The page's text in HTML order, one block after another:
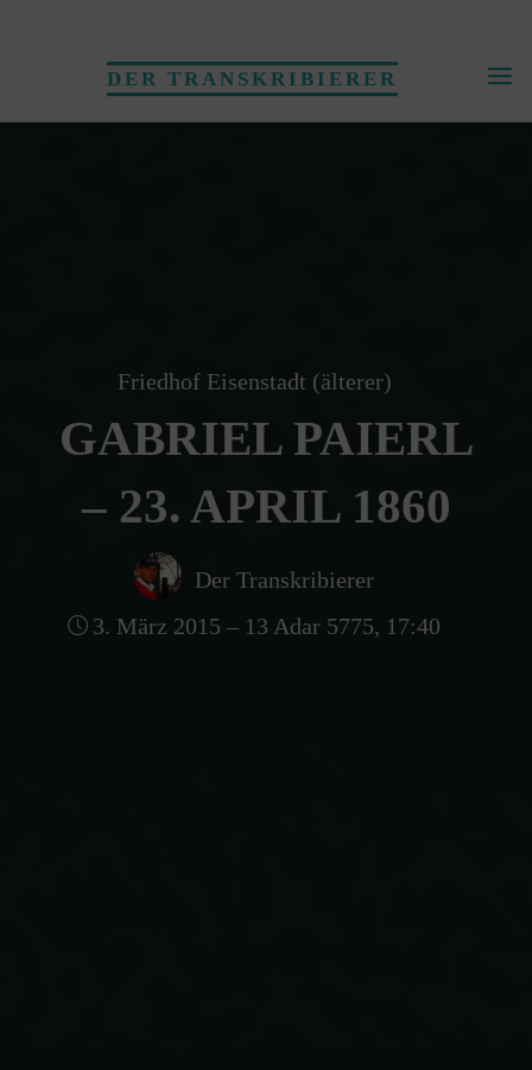
DER TRANSKRIBIERER
Friedhof Eisenstadt (älterer)
GABRIEL PAIERL
– 23. APRIL 1860
Der Transkribierer
3. März 2015 – 13 Adar 5775, 17:40